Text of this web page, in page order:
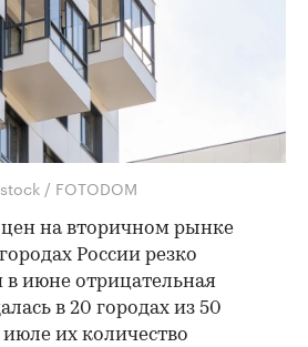
/ FOTODOM
на вторичном рынке
России резко
в июне отрицательная
в 20 городах из 50
их количество